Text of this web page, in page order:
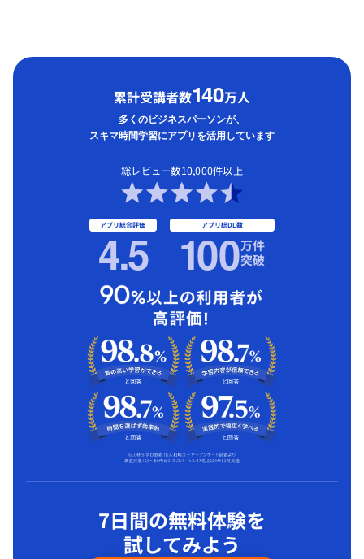
累計受講者数140万人
多くのビジネスパーソンが、
スキマ時間学習にアプリを活用しています
総レビュー数10,000件以上
アプリ総合評価
4.5 アプリ総DL数
100万件
突破
7日間の無料体験を
試してみよう